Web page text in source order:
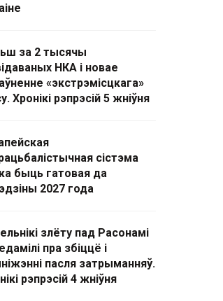
за 2 тысячы
НКА і новае
«экстрэмісцкага»
Хронікі рэпрэсій 5 жніўня
сістэма
быць гатовая да
2027 года
злёту пад Расонамі
пра збіццё і
пасля затрыманняў.
рэпрэсій 4 жніўня